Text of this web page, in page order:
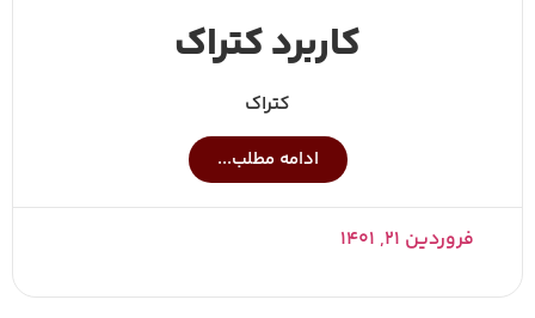
کاربرد کتراک
کتراک
ادامه مطلب...
فروردین ۲۱, ۱۴۰۱